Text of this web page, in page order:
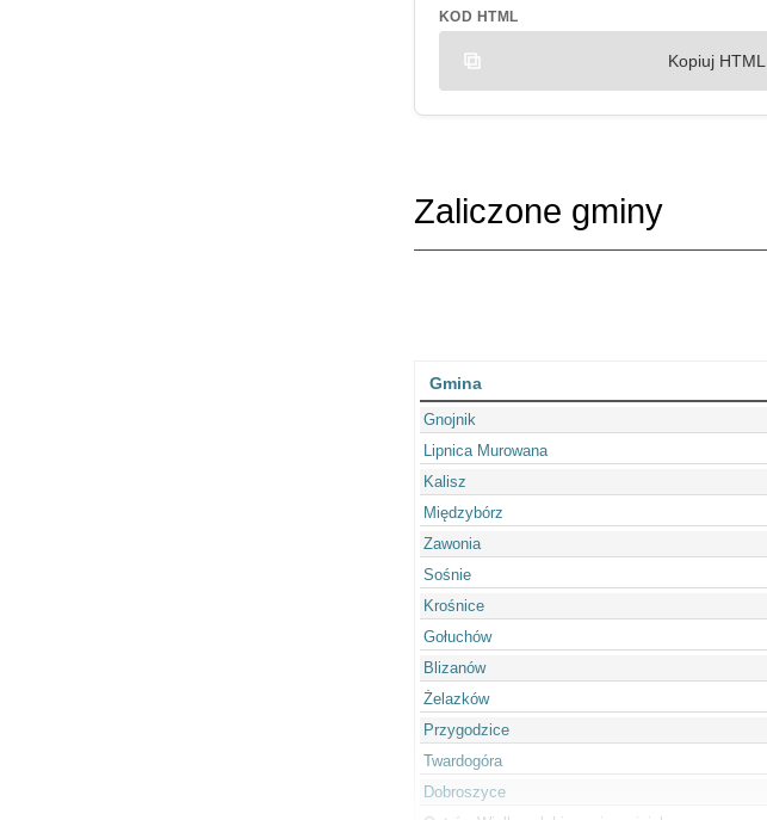
KOD HTML
Kopiuj HTML
Zaliczone gminy
Gmina
Gnojnik
Lipnica Murowana
Kalisz
Międzybórz
Zawonia
Sośnie
Krośnice
Gołuchów
Blizanów
Żelazków
Przygodzice
Twardogóra
Dobroszyce